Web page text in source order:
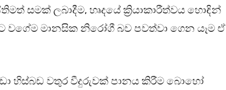
සමක් ලබාදීම, හෘදයේ ක්‍රියාකාරීත්වය හොඳින්
වගේම මානසික නිරෝගී බව පවත්වා ගෙන යෑම ඒ
හිස්බඩ වතුර වීදුරුවක් පානය කිරීම බොහෝ